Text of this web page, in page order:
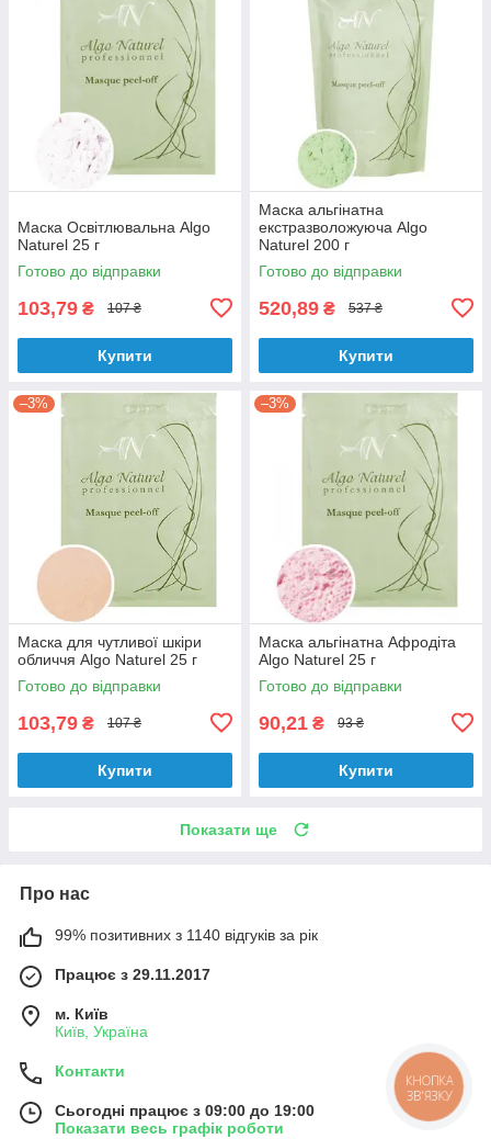
Маска Освітлювальна Algo
Naturel 25 г
Готово до відправки
103,79 ₴ 107 ₴
Купити
Маска альгінатна
екстразволожуюча Algo
Naturel 200 г
Готово до відправки
520,89 ₴ 537 ₴
Купити
–3%
Маска для чутливої шкіри
обличчя Algo Naturel 25 г
Готово до відправки
103,79 ₴ 107 ₴
Купити
–3%
Маска альгінатна Афродіта
Algo Naturel 25 г
Готово до відправки
90,21 ₴ 93 ₴
Купити
Показати ще
Про нас
99% позитивних з 1140 відгуків за рік
Працює з 29.11.2017
м. Київ
Київ, Україна
Контакти
Сьогодні працює з 09:00 до 19:00
Показати весь графік роботи
КНОПКА
ЗВ'ЯЗКУ